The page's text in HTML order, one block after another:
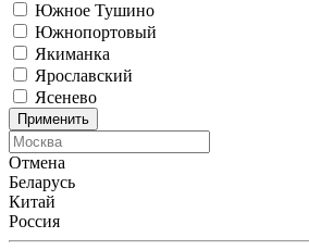
Южное Тушино
Южнопортовый
Якиманка
Ярославский
Ясенево
Применить
Отмена
Беларусь
Китай
Россия